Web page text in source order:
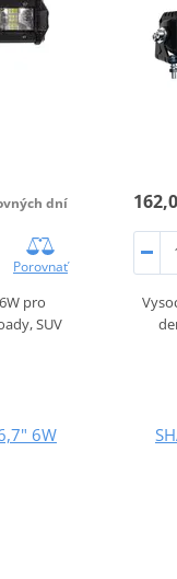
dní
Porovnať
pro
SUV
6W